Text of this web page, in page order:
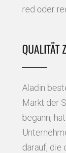
red oder
QUALITÄT
Aladin
Markt der
begann,
darauf, die